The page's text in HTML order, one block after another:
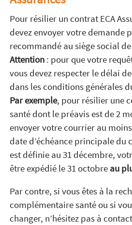
Pour résilier un contrat ECA
devez envoyer votre demande
recommandé au siège social
Attention : pour que votre
vous devez respecter le délai
dans les conditions générales
Par exemple, pour résilier une
santé dont le préavis est de 2
envoyer votre courrier au
date d’échéance principale du
est définie au 31 décembre,
être expédié le 31 octobre au
Par contre, si vous êtes à la
complémentaire santé ou si
changer, n’hésitez pas à